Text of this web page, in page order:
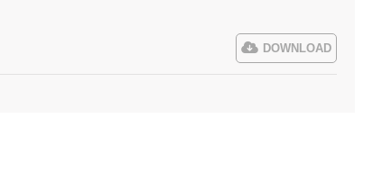
DOWNLOAD